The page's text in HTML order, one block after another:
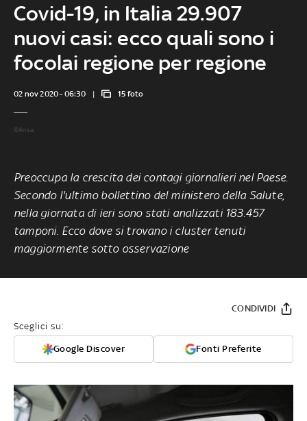
Covid-19, in Italia 29.907
nuovi casi: ecco quali sono i
focolai regione per regione
02 nov 2020 - 06:30 15 foto
©Ansa
Preoccupa la crescita dei contagi giornalieri nel Paese.
Secondo l'ultimo bollettino del ministero della Salute,
nella giornata di ieri sono stati analizzati 183.457
tamponi. Ecco dove si trovano i cluster tenuti
maggiormente sotto osservazione
Sceglici su:
Google Discover Fonti Preferite
CONDIVIDI